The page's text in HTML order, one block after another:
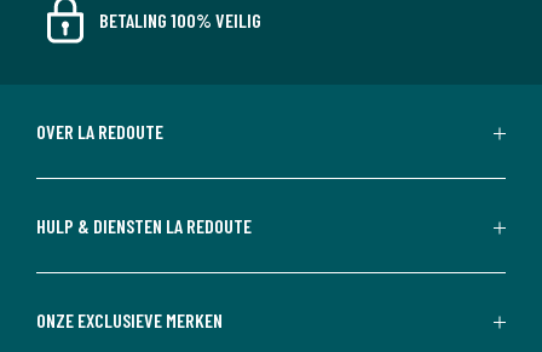
BETALING 100% VEILIG
OVER LA REDOUTE
HULP & DIENSTEN LA REDOUTE
ONZE EXCLUSIEVE MERKEN